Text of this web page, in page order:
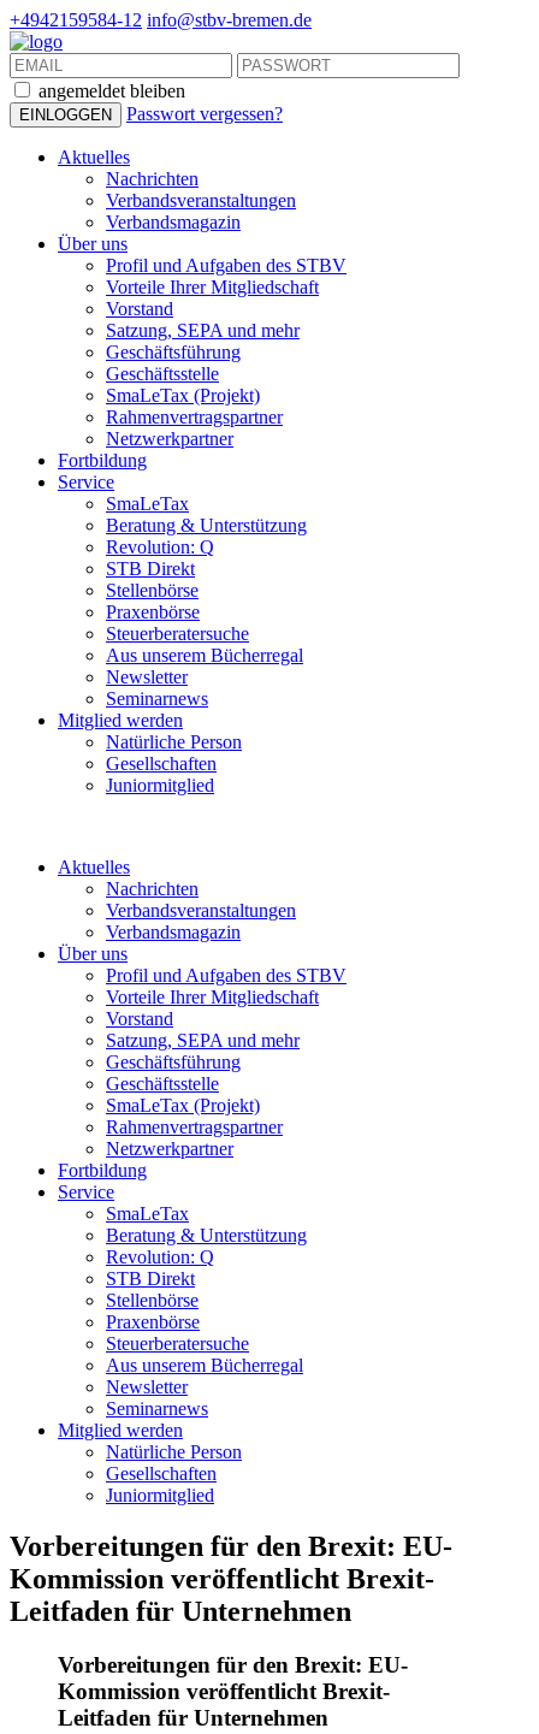
+4942159584-12 info@stbv-bremen.de
angemeldet bleiben
Passwort vergessen?
Aktuelles
Nachrichten
Verbandsveranstaltungen
Verbandsmagazin
Über uns
Profil und Aufgaben des STBV
Vorteile Ihrer Mitgliedschaft
Vorstand
Satzung, SEPA und mehr
Geschäftsführung
Geschäftsstelle
SmaLeTax (Projekt)
Rahmenvertragspartner
Netzwerkpartner
Fortbildung
Service
SmaLeTax
Beratung & Unterstützung
Revolution: Q
STB Direkt
Stellenbörse
Praxenbörse
Steuerberatersuche
Aus unserem Bücherregal
Newsletter
Seminarnews
Mitglied werden
Natürliche Person
Gesellschaften
Juniormitglied
Aktuelles
Nachrichten
Verbandsveranstaltungen
Verbandsmagazin
Über uns
Profil und Aufgaben des STBV
Vorteile Ihrer Mitgliedschaft
Vorstand
Satzung, SEPA und mehr
Geschäftsführung
Geschäftsstelle
SmaLeTax (Projekt)
Rahmenvertragspartner
Netzwerkpartner
Fortbildung
Service
SmaLeTax
Beratung & Unterstützung
Revolution: Q
STB Direkt
Stellenbörse
Praxenbörse
Steuerberatersuche
Aus unserem Bücherregal
Newsletter
Seminarnews
Mitglied werden
Natürliche Person
Gesellschaften
Juniormitglied
Vorbereitungen für den Brexit: EU-
Kommission veröffentlicht Brexit-
Leitfaden für Unternehmen
Vorbereitungen für den Brexit: EU-
Kommission veröffentlicht Brexit-
Leitfaden für Unternehmen